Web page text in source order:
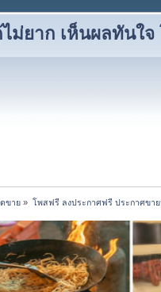
ยาก เห็นผลทันใจ
ขาย » โพสฟรี ลงประกาศฟรี ประกาศขา